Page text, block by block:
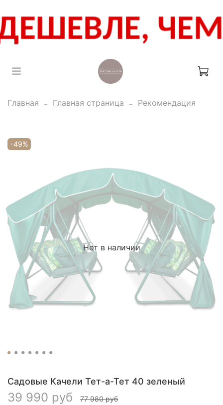
Главная Главная страница Рекомендация
Нет в наличии
-49%
Садовые Качели Тет-а-Тет 40 зеленый
39 990 руб 77 980 руб